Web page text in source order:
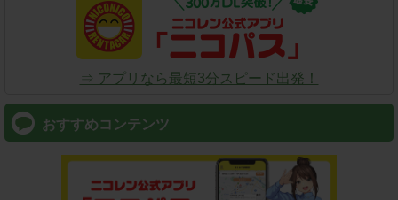
⇒ アプリなら最短3分スピード出発！
おすすめコンテンツ